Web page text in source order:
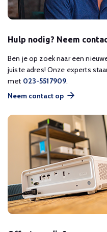
Hulp nodig? Neem
Ben je op zoek naar een
juiste adres! Onze experts
met 023-5517909.
Neem contact op